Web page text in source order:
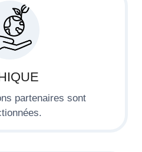
partenaires sont